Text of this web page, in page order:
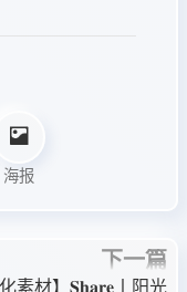
海报
下一篇
化素材】𝐒𝐡𝐚𝐫𝐞丨阳光